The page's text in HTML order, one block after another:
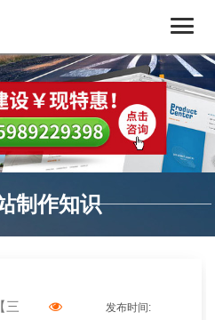
制作知识
三
发布时间: